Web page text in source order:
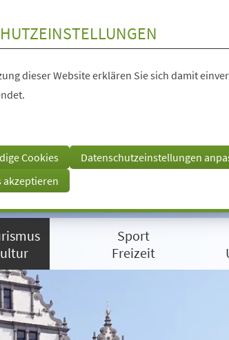
dieser Website erklären Sie sich damit
Cookies
Datenschutzeinstellungen
akzeptieren
Sport
Freizeit